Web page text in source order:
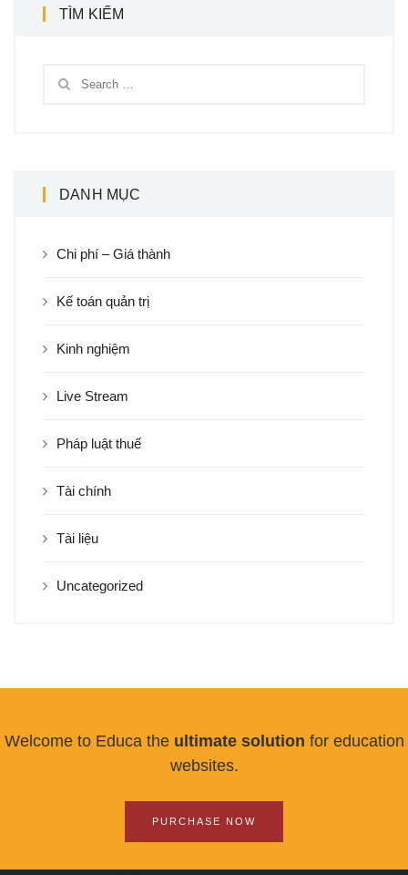
TÌM KIẾM
DANH MỤC
Chi phí – Giá thành
Kế toán quản trị
Kinh nghiệm
Live Stream
Pháp luật thuế
Tài chính
Tài liệu
Uncategorized
Welcome to Educa the ultimate solution for education
websites.
PURCHASE NOW